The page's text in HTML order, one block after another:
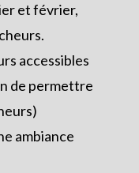
et février,
accessibles
de permettre
ambiance